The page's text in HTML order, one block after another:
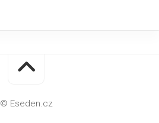
© Eseden.cz